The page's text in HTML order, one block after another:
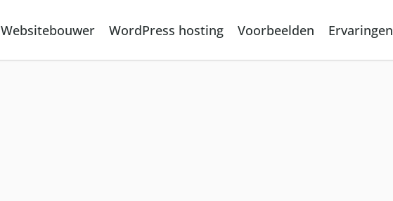
Websitebouwer WordPress hosting Voorbeelden Ervaringen